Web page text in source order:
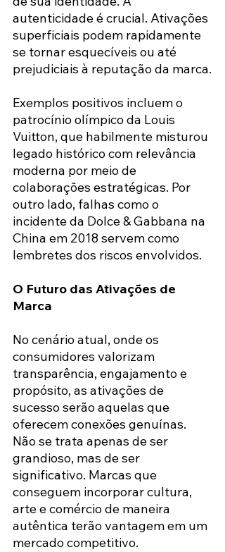
autenticidade é crucial. Ativações
superficiais podem rapidamente
se tornar esquecíveis ou até
prejudiciais à reputação da marca.
Exemplos positivos incluem o
patrocínio olímpico da Louis
Vuitton, que habilmente misturou
legado histórico com relevância
moderna por meio de
colaborações estratégicas. Por
outro lado, falhas como o
incidente da Dolce & Gabbana na
China em 2018 servem como
lembretes dos riscos envolvidos.
O Futuro das Ativações de
Marca
No cenário atual, onde os
consumidores valorizam
transparência, engajamento e
propósito, as ativações de
sucesso serão aquelas que
oferecem conexões genuínas.
Não se trata apenas de ser
grandioso, mas de ser
significativo. Marcas que
conseguem incorporar cultura,
arte e comércio de maneira
autêntica terão vantagem em um
mercado competitivo.